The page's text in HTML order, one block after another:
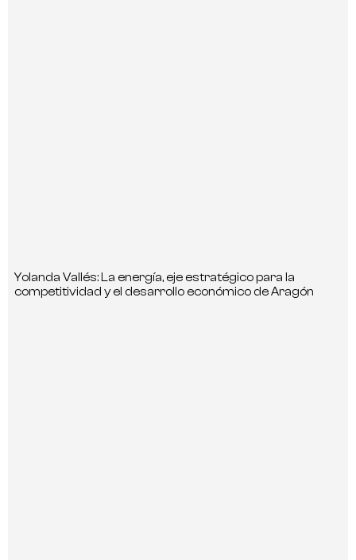
Yolanda Vallés: La energía, eje estratégico para la
competitividad y el desarrollo económico de Aragón